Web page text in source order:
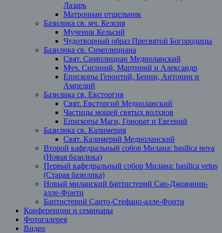
Лазарь
Матрониан отшельник
Базилика св. мч. Келсия
Мученик Кельсий
Чудотворный образ Пресвятой Богородицы
Базилика св. Симплициана
Свят. Симплициан Медиоланский
Мчч. Сисиний, Мартирий и Александр
Епископы Геронтий, Бенин, Антонин и
Ампелий
Базилика св. Евсторгия
Свят. Евсторгий Медиоланский
Частицы мощей святых волхвов
Епископы Магн, Гонорат и Евгений
Базилика св. Калимерия
Свят. Калимерий Медиоланский
Второй кафедральный собор Милана: basilica nova
(Новая базилика)
Первый кафедральный собор Милана: basilica vetus
(Старая базилика)
Новый миланский баптистерий Сан-Джованни-
алле-Фонти
Баптистерий Санто-Стефано-алле-Фонти
Конференции и семинары
Фотогалерея
Видео